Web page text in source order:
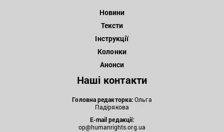
Новини
Тексти
Інструкції
Колонки
Анонси
Наші контакти
Головна редакторка:Ольга
Падірякова
E-mail редакції:
op@humanrights.org.ua